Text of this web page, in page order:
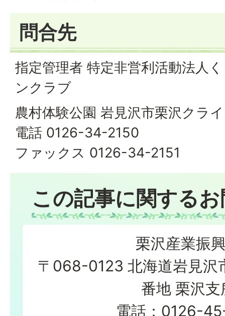
問合先
指定管理者 特定非営利活動法人
ンクラブ
農村体験公園 岩見沢市栗沢クラ
電話 0126-34-2150
ファックス 0126-34-2151
この記事に関する
栗沢産業振
〒068-0123 北海道岩見沢
番地 栗沢支
電話：0126-